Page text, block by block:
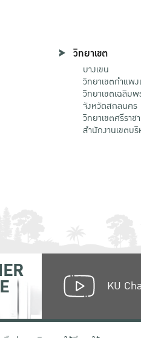
วิทยาเขต
บางเขน
วิทยาเขตกําแพ
วิทยาเขตเฉลิมพ
จังหวัดสกลนคร
วิทยาเขตศรีราชา
สำนักงานเขตบ
KU